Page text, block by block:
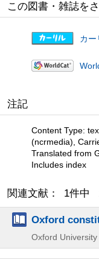
この図書・雑誌を
カー
注記
Content Type:
(ncrmedia),
Translated from
Includes index
関連文献： 1件中
Oxford
Oxford University